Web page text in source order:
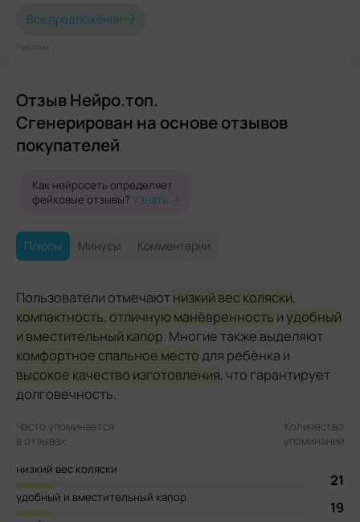
Все предложения
Реклама⋮
Отзыв Нейро.топ.
Сгенерирован на основе отзывов
покупателей
Как нейросеть определяет
фейковые отзывы? Узнать
Плюсы Минусы Комментарии
Пользователи отмечаютнизкий вес коляски,
компактность, отличную манёвренность иудобный
и вместительный капор. Многие также выделяют
комфортное спальное местодля ребёнка и
высокое качество изготовления, что гарантирует
долговечность.
Часто упоминается
в отзывах
Количество
упоминаний
низкий вес коляски
21
удобный и вместительный капор
19